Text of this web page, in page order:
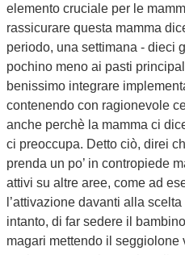
elemento cruciale per le
rassicurare questa mamma
periodo, una settimana - dieci
pochino meno ai pasti
benissimo integrare
contenendo con ragionevole
anche perchè la mamma ci
ci preoccupa. Detto ciò, direi
prenda un po’ in contropiede
attivi su altre aree, come ad
l’attivazione davanti alla
intanto, di far sedere il
magari mettendo il seggiolone